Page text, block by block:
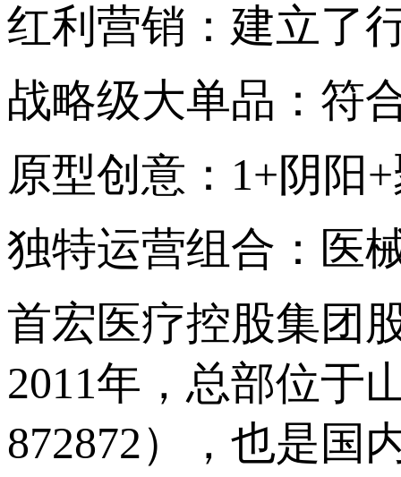
红利营销：建立了
战略级大单品：符
原型创意：1+阴阳
独特运营组合：医
首宏医疗控股集团
2011年，总部位于
872872），也是国